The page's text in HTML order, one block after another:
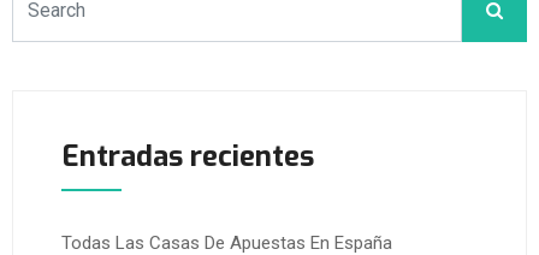
Entradas recientes
Todas Las Casas De Apuestas En España